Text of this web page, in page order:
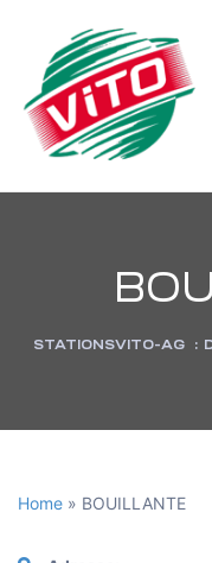
STATIONSVITO-AG :
Home » BOUILLANTE